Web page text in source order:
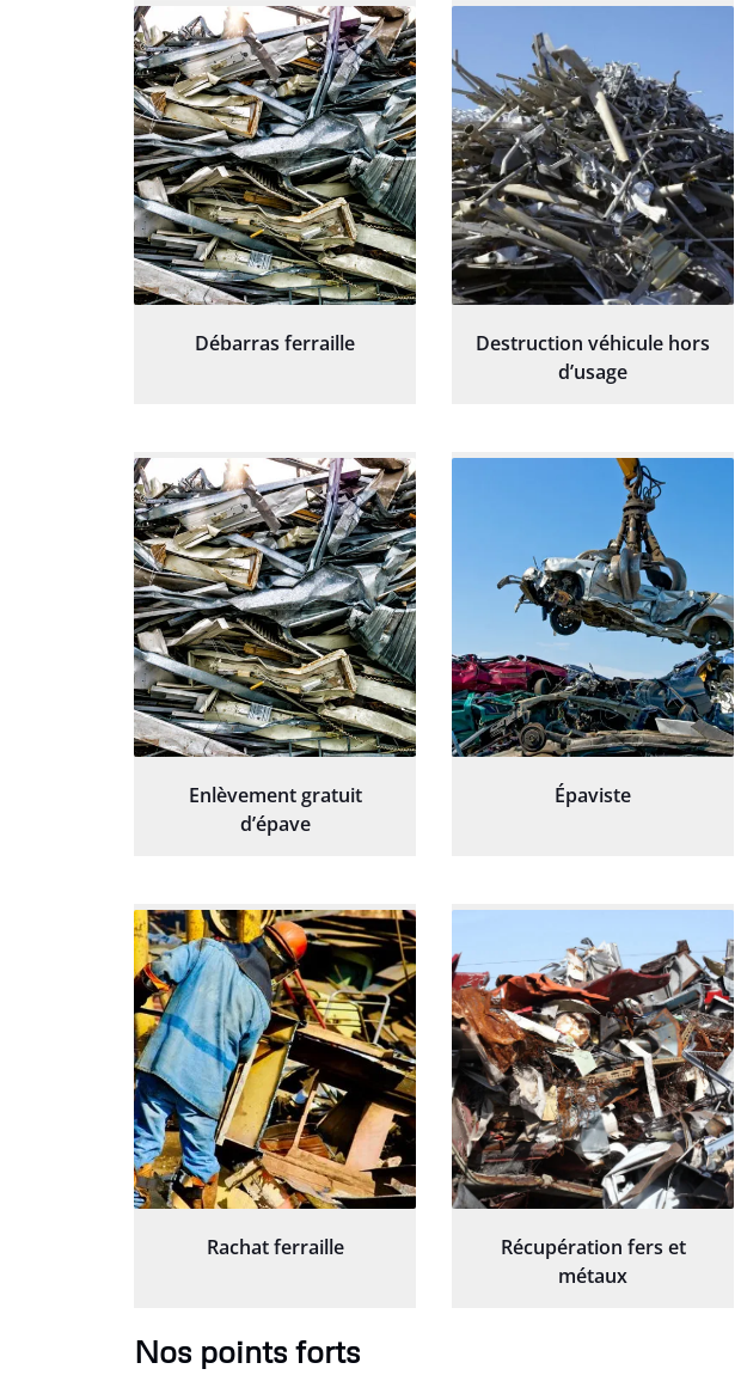
Débarras ferraille
Destruction véhicule hors
d’usage
Enlèvement gratuit
d’épave
Épaviste
Rachat ferraille
Récupération fers et
métaux
Nos points forts